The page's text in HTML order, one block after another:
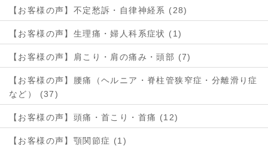
【お客様の声】不定愁訴・自律神経系 (28)
【お客様の声】生理痛・婦人科系症状 (1)
【お客様の声】肩こり・肩の痛み・頭部 (7)
【お客様の声】腰痛（ヘルニア・脊柱管狭窄症・分離滑り症
など） (37)
【お客様の声】頭痛・首こり・首痛 (12)
【お客様の声】顎関節症 (1)